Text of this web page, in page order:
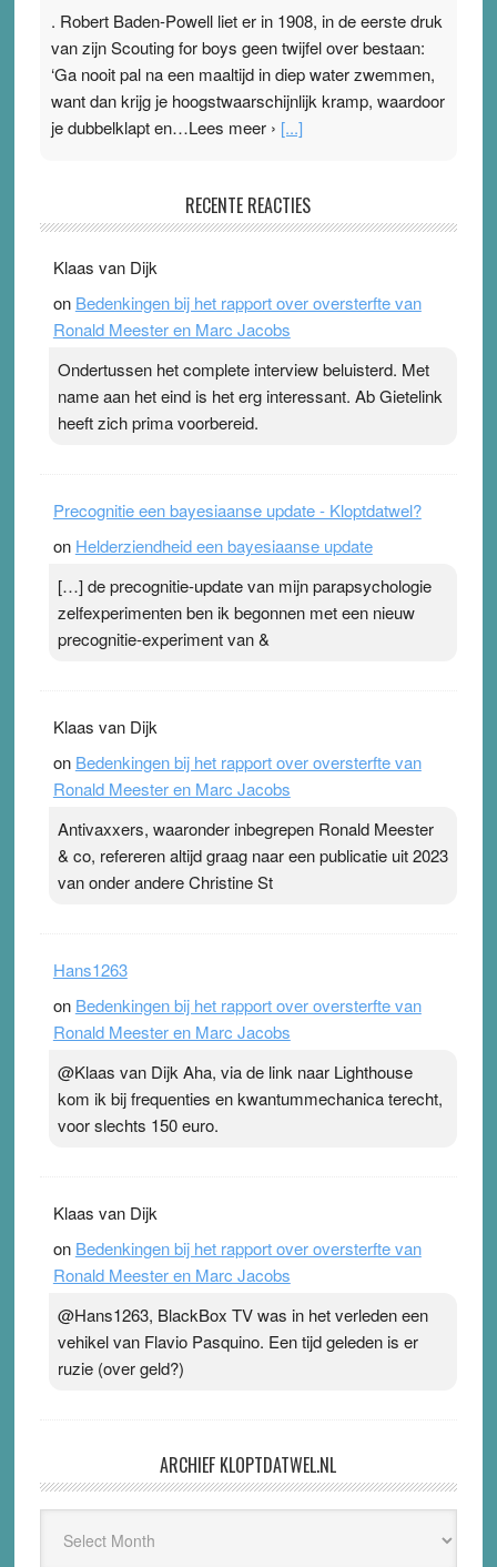
. Robert Baden-Powell liet er in 1908, in de eerste druk
van zijn Scouting for boys geen twijfel over bestaan:
‘Ga nooit pal na een maaltijd in diep water zwemmen,
want dan krijg je hoogstwaarschijnlijk kramp, waardoor
je dubbelklapt en…Lees meer › [...]
Ward van Beek
topsporters. Ze hopen ermee hun hartslag te verlagen
terwijl ze meer zuurstof opnemen. Daarop heeft zo’n
pleister geen effect. Maar het gevoel ‘makkelijker te
Pleisterplakkers in de topspsort ›[...]
RECENTE REACTIES
Klaas van Dijk
on Bedenkingen bij het rapport over oversterfte van
Ronald Meester en Marc Jacobs
Ondertussen het complete interview beluisterd. Met
name aan het eind is het erg interessant. Ab Gietelink
heeft zich prima voorbereid.
Precognitie een bayesiaanse update - Kloptdatwel?
on Helderziendheid een bayesiaanse update
[…] de precognitie-update van mijn parapsychologie
zelfexperimenten ben ik begonnen met een nieuw
precognitie-experiment van &
Klaas van Dijk
on Bedenkingen bij het rapport over oversterfte van
Ronald Meester en Marc Jacobs
Antivaxxers, waaronder inbegrepen Ronald Meester
& co, refereren altijd graag naar een publicatie uit 2023
van onder andere Christine St
Hans1263
on Bedenkingen bij het rapport over oversterfte van
Ronald Meester en Marc Jacobs
@Klaas van Dijk Aha, via de link naar Lighthouse
kom ik bij frequenties en kwantummechanica terecht,
voor slechts 150 euro.
Klaas van Dijk
on Bedenkingen bij het rapport over oversterfte van
Ronald Meester en Marc Jacobs
@Hans1263, BlackBox TV was in het verleden een
vehikel van Flavio Pasquino. Een tijd geleden is er
ruzie (over geld?)
ARCHIEF KLOPTDATWEL.NL
Kloptdatwel.nl